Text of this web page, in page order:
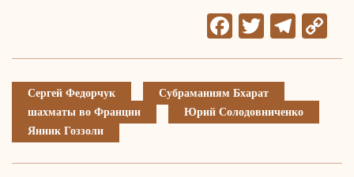
Facebook
Twitter
Сергей Федорчук
Субраманиям Бхарат
шахматы во Франции
Юрий Солодовниченко
Янник Гоззоли